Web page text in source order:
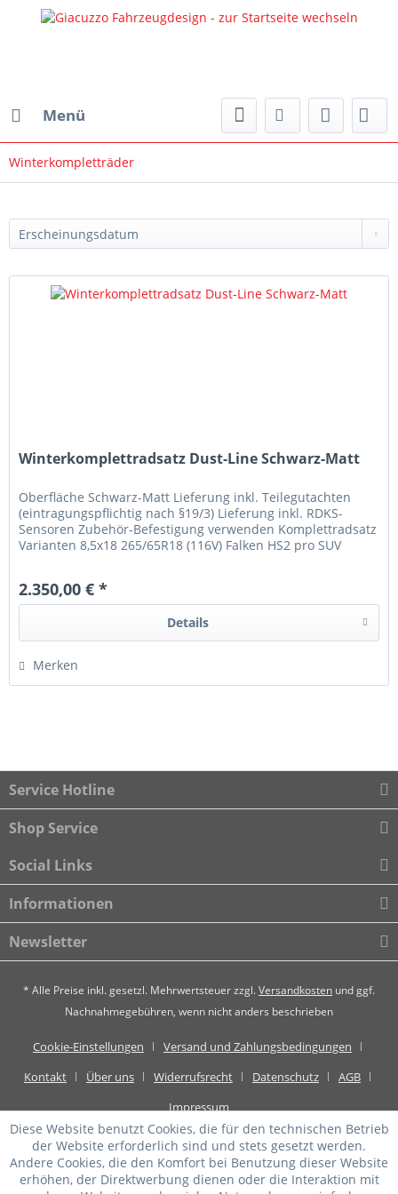
Menü
Winterkompletträder
Winterkomplettradsatz Dust-Line Schwarz-Matt
Oberfläche Schwarz-Matt Lieferung inkl. Teilegutachten
(eintragungspflichtig nach §19/3) Lieferung inkl. RDKS-
Sensoren Zubehör-Befestigung verwenden Komplettradsatz
Varianten 8,5x18 265/65R18 (116V) Falken HS2 pro SUV
2.350,00 € *
Details
Merken
Service Hotline
Shop Service
Social Links
Informationen
Newsletter
* Alle Preise inkl. gesetzl. Mehrwertsteuer zzgl.Versandkosten und ggf.
Nachnahmegebühren, wenn nicht anders beschrieben
Cookie-Einstellungen
Versand und Zahlungsbedingungen
Kontakt
Über uns Widerrufsrecht Datenschutz
AGB
Impressum
Diese Website benutzt Cookies, die für den technischen Betrieb
der Website erforderlich sind und stets gesetzt werden.
Andere Cookies, die den Komfort bei Benutzung dieser Website
erhöhen, der Direktwerbung dienen oder die Interaktion mit